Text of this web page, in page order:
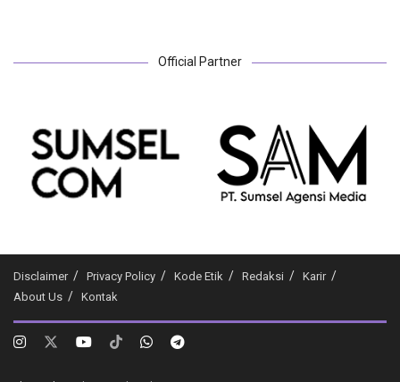
Official Partner
Disclaimer Privacy Policy Kode Etik Redaksi
Karir
About Us
Kontak